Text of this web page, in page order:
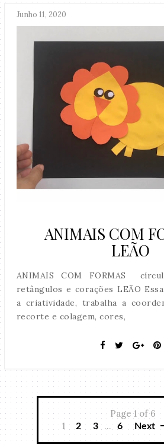
Junho 11, 2020
ANIMAIS COM
LEÃO
ANIMAIS COM FORMAS
retângulos e corações LEÃO
a criatividade, trabalha a
recorte e colagem, cores,
Page 1 of 6
1
2 3 ... 6 Next